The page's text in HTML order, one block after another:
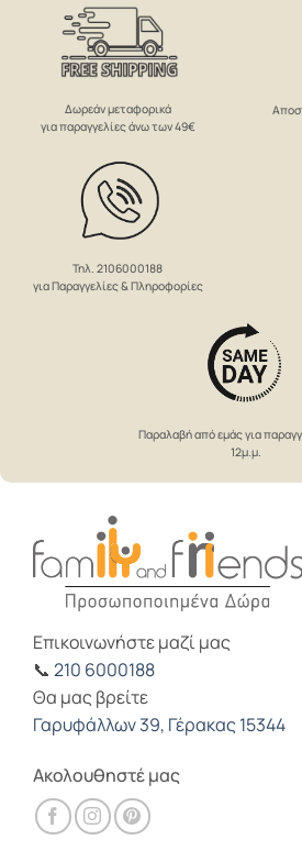
Δωρεάν μεταφορικά
για παραγγελίες άνω των 49€
Τηλ. 2106000188
για Παραγγελίες & Πληροφορίες
Παραλαβή από εμάς για
12μ.μ.
Επικοινωνήστε μαζί μας
📞 210 6000188
Θα μας βρείτε
Γαρυφάλλων 39, Γέρακας 15344
Ακολουθηστέ μας